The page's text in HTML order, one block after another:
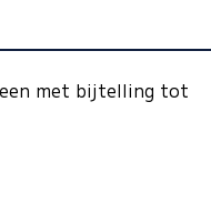
met bijtelling tot